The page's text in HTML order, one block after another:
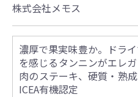
株式会社メモス
濃厚で果実味豊か。ドラ
を感じるタンニンがエレ
肉のステーキ、硬質・熟
ICEA有機認定